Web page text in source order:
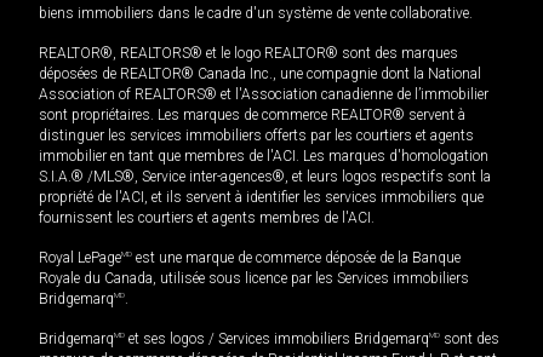
biens immobiliers dans le cadre d'un système de vente collaborative.
REALTOR®, REALTORS® et le logo REALTOR® sont des marques
déposées de REALTOR® Canada Inc., une compagnie dont la National
Association of REALTORS® et l'Association canadienne de l’immobilier
sont propriétaires. Les marques de commerce REALTOR® servent à
distinguer les services immobiliers offerts par les courtiers et agents
immobilier en tant que membres de l'ACI. Les marques d'homologation
S.I.A.® /MLS®, Service inter-agences®, et leurs logos respectifs sont la
propriété de l'ACI, et ils servent à identifier les services immobiliers que
fournissent les courtiers et agents membres de l'ACI.
Royal LePageMD est une marque de commerce déposée de la Banque
Royale du Canada, utilisée sous licence par les Services immobiliers
BridgemarqMD.
BridgemarqMD et ses logos / Services immobiliers BridgemarqMD sont des